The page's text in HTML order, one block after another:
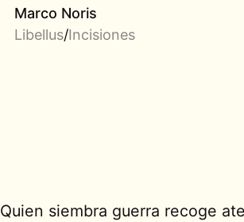
Marco Noris
Libellus/Incisiones
Quien siembra guerra recoge